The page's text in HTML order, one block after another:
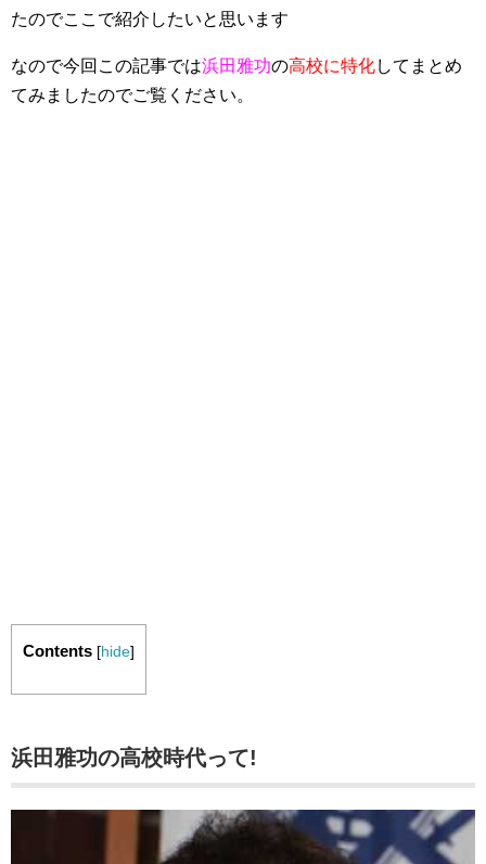
たのでここで紹介したいと思います
なので今回この記事では浜田雅功の高校に特化してまとめ
てみましたのでご覧ください。
Contents [hide]
浜田雅功の高校時代って!